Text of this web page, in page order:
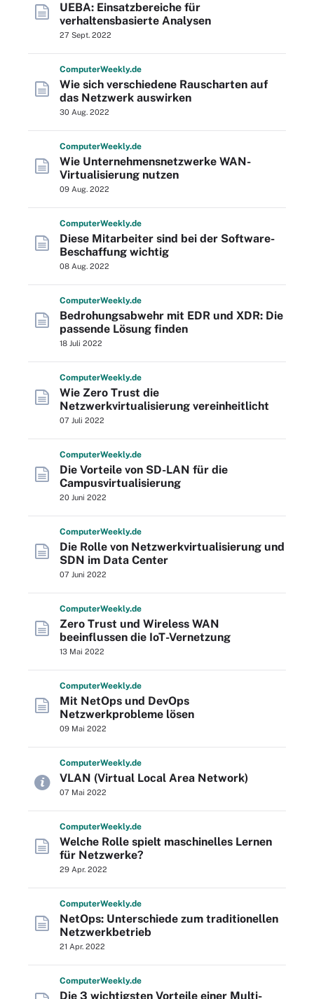
UEBA: Einsatzbereiche für
verhaltensbasierte Analysen
27 Sept. 2022
ComputerWeekly.de
Wie sich verschiedene Rauscharten auf
das Netzwerk auswirken
30 Aug. 2022
ComputerWeekly.de
Wie Unternehmensnetzwerke WAN-
Virtualisierung nutzen
09 Aug. 2022
ComputerWeekly.de
Diese Mitarbeiter sind bei der Software-
Beschaffung wichtig
08 Aug. 2022
ComputerWeekly.de
Bedrohungsabwehr mit EDR und XDR: Die
passende Lösung finden
18 Juli 2022
ComputerWeekly.de
Wie Zero Trust die
Netzwerkvirtualisierung vereinheitlicht
07 Juli 2022
ComputerWeekly.de
Die Vorteile von SD-LAN für die
Campusvirtualisierung
20 Juni 2022
ComputerWeekly.de
Die Rolle von Netzwerkvirtualisierung und
SDN im Data Center
07 Juni 2022
ComputerWeekly.de
Zero Trust und Wireless WAN
beeinflussen die IoT-Vernetzung
13 Mai 2022
ComputerWeekly.de
Mit NetOps und DevOps
Netzwerkprobleme lösen
09 Mai 2022
ComputerWeekly.de
VLAN (Virtual Local Area Network)
07 Mai 2022
ComputerWeekly.de
Welche Rolle spielt maschinelles Lernen
für Netzwerke?
29 Apr. 2022
ComputerWeekly.de
NetOps: Unterschiede zum traditionellen
Netzwerkbetrieb
21 Apr. 2022
ComputerWeekly.de
Die 3 wichtigsten Vorteile einer Multi-